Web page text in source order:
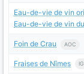
Eau-de-vie de vin
Eau-de-vie de vin
Foin de Crau AOC
Fraises de Nîmes